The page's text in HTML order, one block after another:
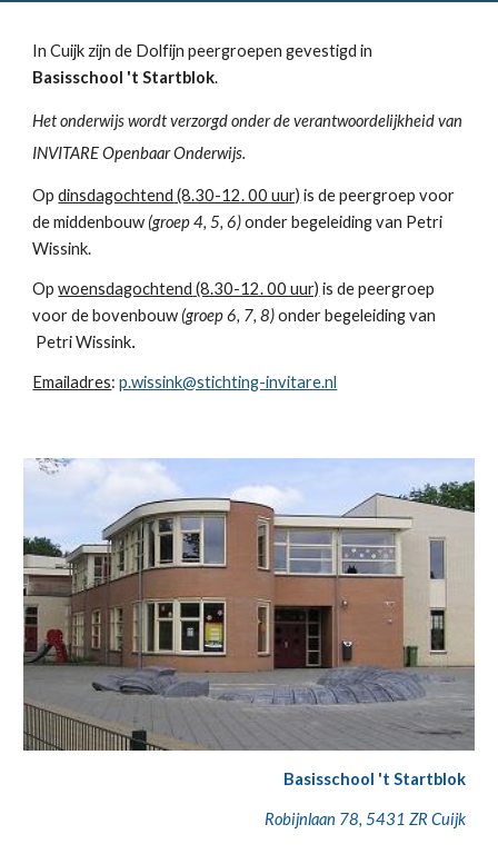
In Cuijk zijn de Dolfijn peergroepen gevestigd in
Basisschool 't Startblok.
Het onderwijs wordt verzorgd onder de verantwoordelijkheid van
INVITARE Openbaar Onderwijs.
Opdinsdagochtend (8.30-12. 00 uur) is de peergroep voor
de middenbouw (groep4,5,6)onder begeleiding van Petri
Wissink.
Opwoensdagochtend (8.30-12. 00 uur) is de peergroep
voor debovenbouw (groep 6, 7, 8)onder begeleiding van
Petri Wissink.
Emailadres:p.wissink@stichting-invitare.nl
Basisschool 't Startblok
Robijnlaan 78, 5431 ZR Cuijk